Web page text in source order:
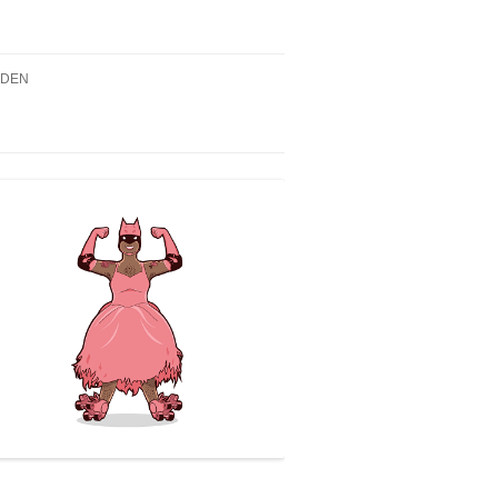
18.00H – WIR SIND
QUEER GE_LESEN –
LESUNG
18.00H – ERÖFFNUNG
„TRANS*-